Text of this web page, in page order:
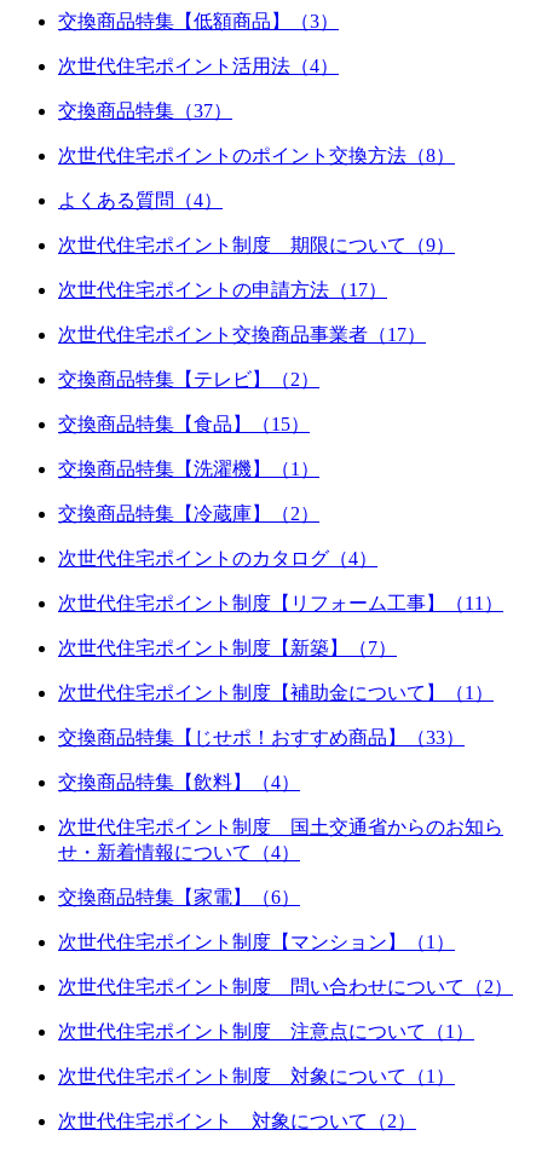
交換商品特集【低額商品】（3）
次世代住宅ポイント活用法（4）
交換商品特集（37）
次世代住宅ポイントのポイント交換方法（8）
よくある質問（4）
次世代住宅ポイント制度 期限について（9）
次世代住宅ポイントの申請方法（17）
次世代住宅ポイント交換商品事業者（17）
交換商品特集【テレビ】（2）
交換商品特集【食品】（15）
交換商品特集【洗濯機】（1）
交換商品特集【冷蔵庫】（2）
次世代住宅ポイントのカタログ（4）
次世代住宅ポイント制度【リフォーム工事】（11）
次世代住宅ポイント制度【新築】（7）
次世代住宅ポイント制度【補助金について】（1）
交換商品特集【じせポ！おすすめ商品】（33）
交換商品特集【飲料】（4）
次世代住宅ポイント制度 国土交通省からのお知ら
せ・新着情報について（4）
交換商品特集【家電】（6）
次世代住宅ポイント制度【マンション】（1）
次世代住宅ポイント制度 問い合わせについて（2）
次世代住宅ポイント制度 注意点について（1）
次世代住宅ポイント制度 対象について（1）
次世代住宅ポイント 対象について（2）